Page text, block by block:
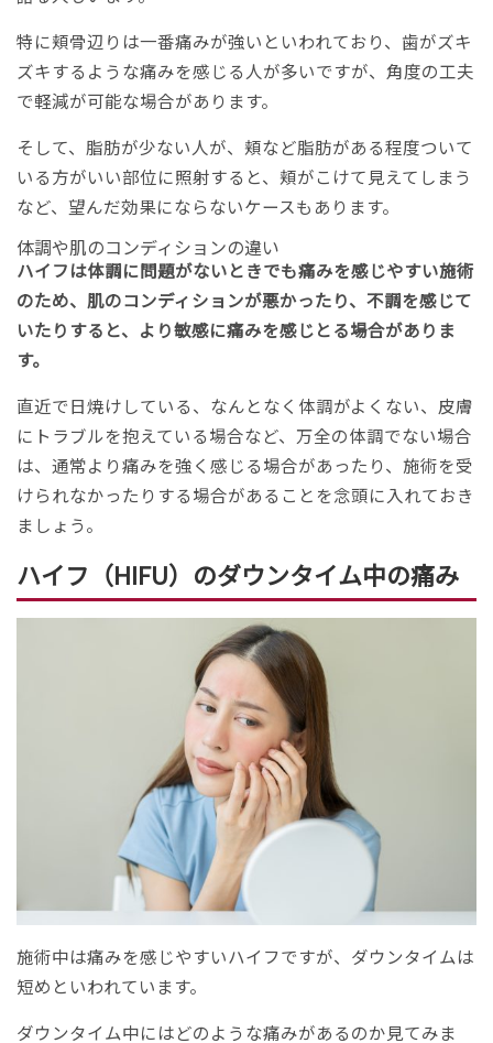
特に頬骨辺りは一番痛みが強いといわれており、歯がズキ
ズキするような痛みを感じる人が多いですが、角度の工夫
で軽減が可能な場合があります。
そして、脂肪が少ない人が、頬など脂肪がある程度ついて
いる方がいい部位に照射すると、頬がこけて見えてしまう
など、望んだ効果にならないケースもあります。
体調や肌のコンディションの違い
ハイフは体調に問題がないときでも痛みを感じやすい施術
のため、肌のコンディションが悪かったり、不調を感じて
いたりすると、より敏感に痛みを感じとる場合がありま
す。
直近で日焼けしている、なんとなく体調がよくない、皮膚
にトラブルを抱えている場合など、万全の体調でない場合
は、通常より痛みを強く感じる場合があったり、施術を受
けられなかったりする場合があることを念頭に入れておき
ましょう。
ハイフ（HIFU）のダウンタイム中の痛み
施術中は痛みを感じやすいハイフですが、ダウンタイムは
短めといわれています。
ダウンタイム中にはどのような痛みがあるのか見てみま